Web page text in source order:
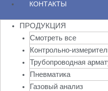
КОНТАКТЫ
ПРОДУКЦИЯ
Смотреть все
Контрольно-
Трубопроводная
Пневматика
Газовый анализ